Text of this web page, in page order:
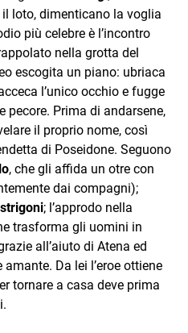
loto, dimenticano la voglia
più celebre è l’incontro
nella grotta del
escogita un piano: ubriaca
l’unico occhio e fugge
pecore. Prima di andarsene,
il proprio nome, così
di Poseidone. Seguono
, che gli affida un otre con
dai compagni);
; l’approdo nella
trasforma gli uomini in
all’aiuto di Atena ed
Da lei l’eroe ottiene
tornare a casa deve prima